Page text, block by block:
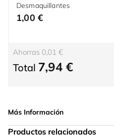
Desmaquillantes
1,00 €
Ahorras 0,01 €
Total 7,94 €
Más Información
Productos relacionados